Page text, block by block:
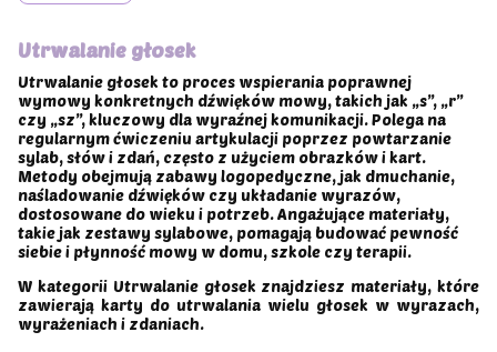
Utrwalanie głosek
Utrwalanie głosek to proces wspierania poprawnej
wymowy konkretnych dźwięków mowy, takich jak „s”, „r”
czy „sz”, kluczowy dla wyraźnej komunikacji. Polega na
regularnym ćwiczeniu artykulacji poprzez powtarzanie
sylab, słów i zdań, często z użyciem obrazków i kart.
Metody obejmują zabawy logopedyczne, jak dmuchanie,
naśladowanie dźwięków czy układanie wyrazów,
dostosowane do wieku i potrzeb. Angażujące materiały,
takie jak zestawy sylabowe, pomagają budować pewność
siebie i płynność mowy w domu, szkole czy terapii.
W kategorii Utrwalanie głosek znajdziesz materiały, które
zawierają karty do utrwalania wielu głosek w wyrazach,
wyrażeniach i zdaniach.